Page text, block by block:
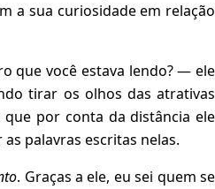
a sua curiosidade em relação
que você estava lendo? — ele
tirar os olhos das atrativas
por conta da distância ele
palavras escritas nelas.
. Graças a ele, eu sei quem se